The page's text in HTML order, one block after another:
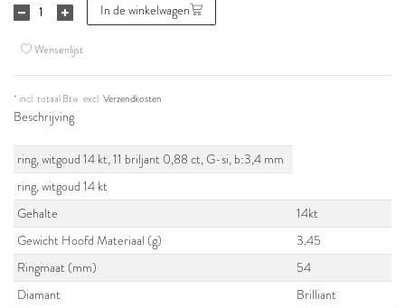
In de winkelwagen
Wensenlijst
* incl. totaal Btw. excl.Verzendkosten
Beschrijving
ring, witgoud 14 kt, 11 briljant 0,88 ct, G-si, b:3,4 mm
ring, witgoud 14 kt
Gehalte
14kt
Gewicht Hoofd Materiaal (g)
3.45
Ringmaat (mm)
54
Diamant
Brilliant